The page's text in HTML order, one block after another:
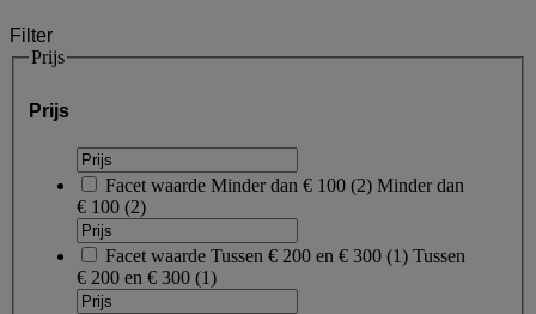
Filter
Prijs
Prijs
Facet waarde Minder dan € 100 (2) Minder dan
€ 100 (2)
Facet waarde Tussen € 200 en € 300 (1) Tussen
€ 200 en € 300 (1)